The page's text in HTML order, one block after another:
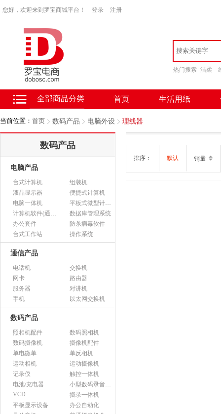
您好，欢迎来到罗宝商城平台！ 登录 注册
热门搜索 洁柔
全部商品分类 首页 生活用纸
当前位置： 首页 数码产品 电脑外设 理线器
数码产品
电脑产品
台式计算机
组装机
液晶显示器
便捷式计算机
电脑一体机
平板式微型计算机
计算机软件(通用软件)
数据库管理系统
办公套件
防杀病毒软件
台式工作站
操作系统
通信产品
电话机
交换机
网卡
路由器
服务器
对讲机
手机
以太网交换机
数码产品
照相机配件
数码照相机
数码摄像机
摄像机配件
单电微单
单反相机
运动相机
运动摄像机
记录仪
触控一体机
电池\充电器
小型数码录音设备
VCD
摄录一体机
平板显示设备
办公自动化
排序： 默认 销量